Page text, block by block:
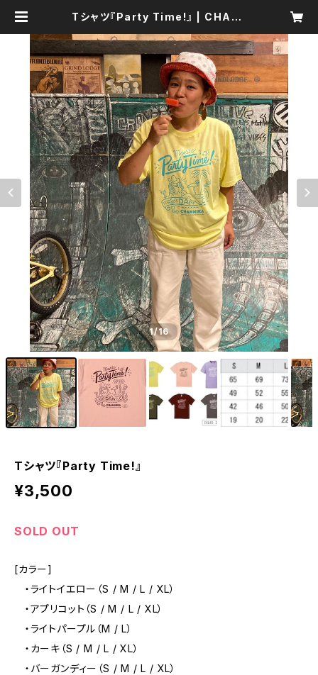
Tシャツ『Party Time!』 | CHAN-
1/16
Tシャツ『Party Time!』
¥3,500
SOLD OUT
[カラー]
・ライトイエロー（S / M / L / XL）
・アプリコット（S / M / L / XL）
・ライトパープル（M / L）
・カーキ（S / M / L / XL）
・バーガンディー（S / M / L / XL）